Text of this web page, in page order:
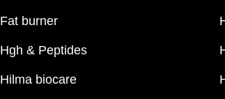
Fat burner
Hgh & Peptides
Hilma biocare